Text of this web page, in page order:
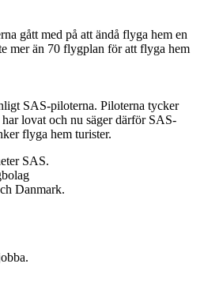
gått med på att ändå flyga hem en
mer än 70 flygplan för att flyga hem
SAS-piloterna. Piloterna tycker
lovat och nu säger därför SAS-
flyga hem turister.
SAS.
Danmark.